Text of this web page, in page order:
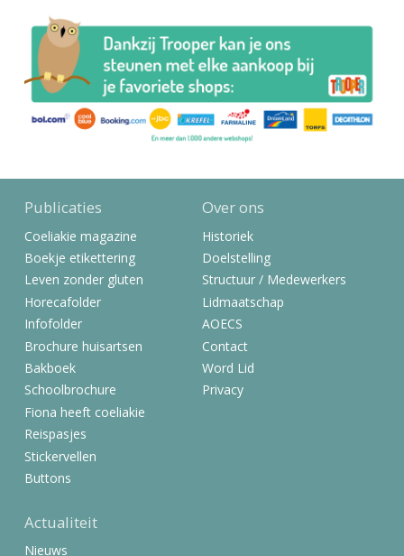
Publicaties
Coeliakie magazine
Boekje etikettering
Leven zonder gluten
Horecafolder
Infofolder
Brochure huisartsen
Bakboek
Schoolbrochure
Fiona heeft coeliakie
Reispasjes
Stickervellen
Buttons
Over ons
Historiek
Doelstelling
Structuur / Medewerkers
Lidmaatschap
AOECS
Contact
Word Lid
Privacy
Actualiteit
Nieuws